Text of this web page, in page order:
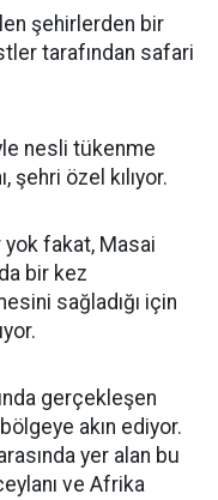
şehirlerden bir
tarafından safari
nesli tükenme
şehri özel kılıyor.
yok fakat, Masai
bir kez
sağladığı için
gerçekleşen
akın ediyor.
yer alan bu
ve Afrika